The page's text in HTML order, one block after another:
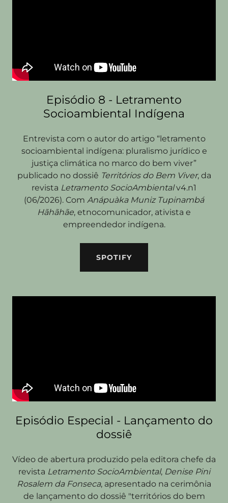
Episódio 8 - Letramento
Socioambiental Indígena
Entrevista com o autor do artigo “letramento
socioambiental indígena: pluralismo jurídico e
justiça climática no marco do bem viver”
publicado no dossiê Territórios do Bem Viver, da
revista Letramento SocioAmbientalv4.n1
(06/2026). Com Anápuàka Muniz Tupinambá
Hãhãhãe, etnocomunicador, ativista e
empreendedor indígena.
SPOTIFY
Episódio Especial - Lançamento do
dossiê
Vídeo de abertura produzido pela editora chefe da
revista Letramento SocioAmbiental, Denise Pini
Rosalem da Fonseca, apresentado na cerimônia
de lançamento do dossiê "territórios do bem